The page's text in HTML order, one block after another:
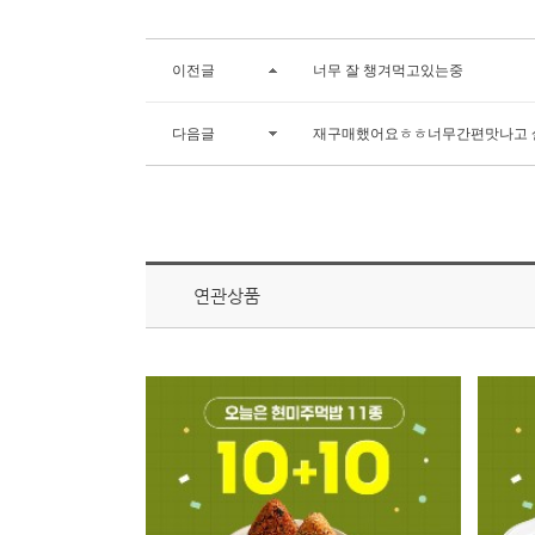
이전글 너무 잘 챙겨먹고있는중
다음글 재구매했어요ㅎㅎ너무간편맛나고
연관상품